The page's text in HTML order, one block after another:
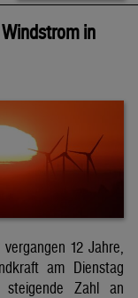
in
12 Jahre,
am Dienstag
Zahl an